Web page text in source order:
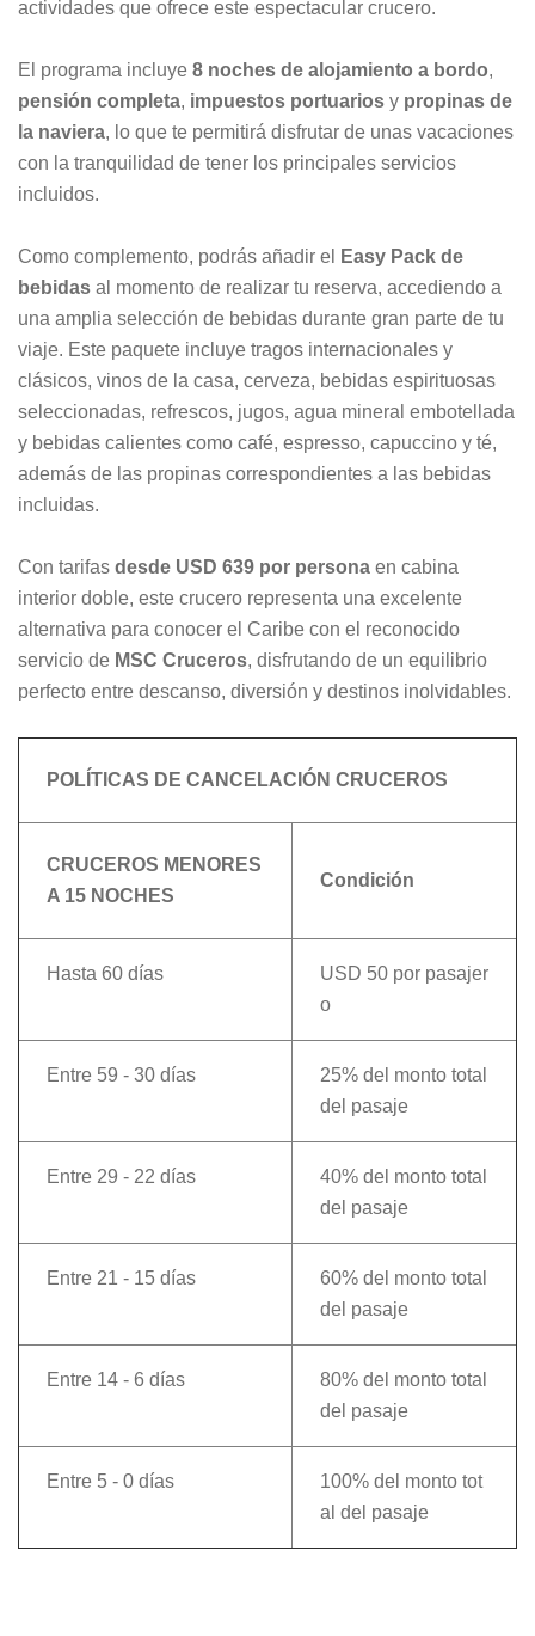
actividades que ofrece este espectacular crucero.
El programa incluye 8 noches de alojamiento a bordo,
pensión completa, impuestos portuarios y propinas de
la naviera, lo que te permitirá disfrutar de unas vacaciones
con la tranquilidad de tener los principales servicios
incluidos.
Como complemento, podrás añadir el
Easy Pack de
bebidas al momento de realizar tu reserva, accediendo a
una amplia selección de bebidas durante gran parte de tu
viaje. Este paquete incluye tragos internacionales y
clásicos, vinos de la casa, cerveza, bebidas espirituosas
seleccionadas, refrescos, jugos, agua mineral embotellada
y bebidas calientes como café, espresso, capuccino y té,
además de las propinas correspondientes a las bebidas
incluidas.
Con tarifas desde USD 639 por persona en cabina
interior doble, este crucero representa una excelente
alternativa para conocer el Caribe con el reconocido
servicio de MSC Cruceros, disfrutando de un equilibrio
perfecto entre descanso, diversión y destinos inolvidables.
POLÍTICAS DE CANCELACIÓN CRUCEROS
CRUCEROS MENORES
A 15 NOCHES
Condición
Hasta 60 días
USD 50 por pasajer
o
Entre 59 - 30 días
25% del monto total
del pasaje
Entre 29 - 22 días
40% del monto total
del pasaje
Entre 21 - 15 días
60% del monto total
del pasaje
Entre 14 - 6 días
80% del monto total
del pasaje
Entre 5 - 0 días
100% del monto tot
al del pasaje